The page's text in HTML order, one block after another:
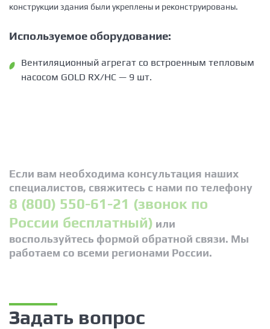
конструкции здания были укреплены и реконструированы.
Используемое оборудование:
Вентиляционный агрегат со встроенным тепловым
насосом GOLD RX/HC — 9 шт.
Если вам необходима консультация наших
специалистов, свяжитесь с нами по телефону
8 (800) 550-61-21 (звонок по
России бесплатный) или
воспользуйтесь формой обратной связи. Мы
работаем со всеми регионами России.
Задать вопрос